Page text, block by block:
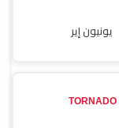
يونيون إير